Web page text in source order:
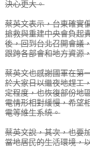
決心更大。
蔡英文表示，台東確實
搶救與重建中央會負起
後，回到台北召開會議
跟跨各部會和地方資源
蔡英文也感謝國軍在第
於大家日以繼夜地趕工
定程度，也恢復部份地
電情形相對緩慢，希望
電等維生系統。
蔡英文說，其次，也要
當地居民的生活環境，